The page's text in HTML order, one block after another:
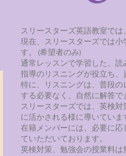
スリースターズ英語教室では
現在、スリースターズでは小
す。 (希望者のみ)
通常レッスンで学習した、
指導のリスニングが役立ち、
特に、リスニングは、普段
する必要なく、自然に解答で
スリースターズでは、英検
に活かされる様に導いていま
在籍メンバーには、必要に
ていただいております。
英検対策、勉強会の授業料は